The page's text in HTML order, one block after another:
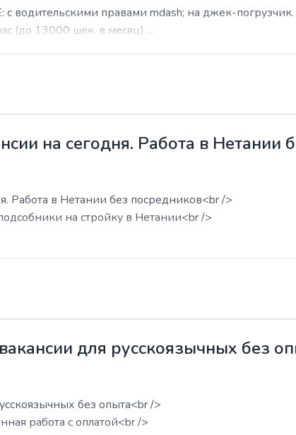
правами mdash; на джек-погрузчик.
(до 13000 шек. в месяц) ...
на сегодня. Работа в Нетании
Работа в Нетании без посредников<br />
на стройку в Нетании<br />
для русскоязычных без
без опыта<br />
работа с оплатой<br />